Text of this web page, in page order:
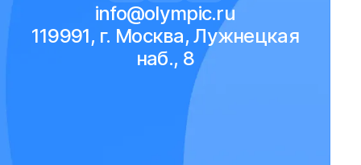
info@olympic.ru
119991, г. Москва, Лужнецкая
наб., 8